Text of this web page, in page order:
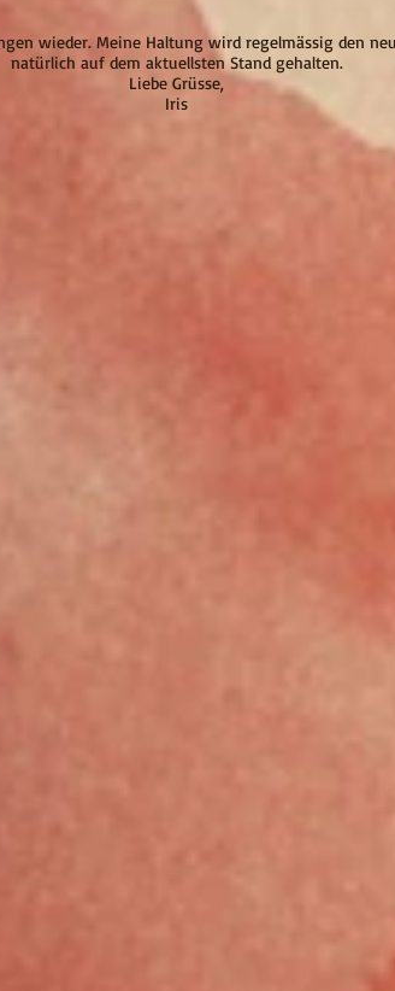
wieder. Meine Haltung wird regelmässig den
natürlich auf dem aktuellsten Stand gehalten.
Liebe Grüsse,
Iris